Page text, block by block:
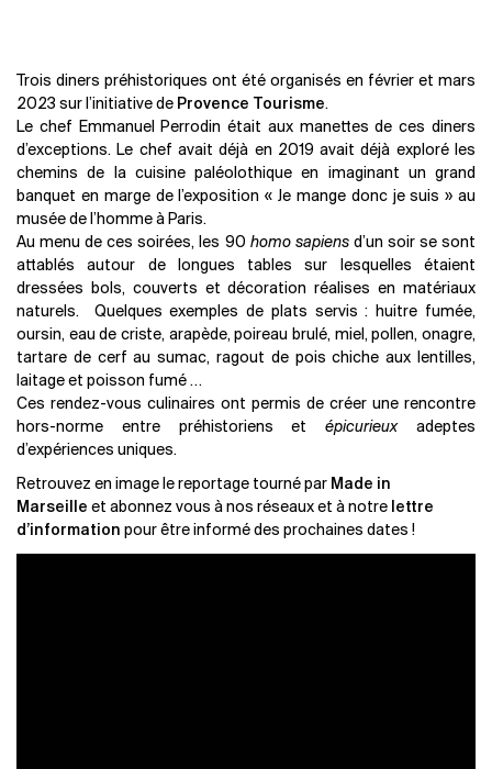
Trois diners préhistoriques ont été organisés en février et mars
2023 sur l’initiative de Provence Tourisme.
Le chef Emmanuel Perrodin était aux manettes de ces diners
d’exceptions. Le chef avait déjà en 2019 avait déjà exploré les
chemins de la cuisine paléolothique en imaginant un grand
banquet en marge de l’exposition « Je mange donc je suis » au
musée de l’homme à Paris.
Au menu de ces soirées, les 90 homo sapiensd’un soir se sont
attablés autour de longues tables sur lesquelles étaient
dressées bols, couverts et décoration réalises en matériaux
naturels. Quelques exemples de plats servis : huitre fumée,
oursin, eau de criste, arapède, poireau brulé, miel, pollen, onagre,
tartare de cerf au sumac, ragout de pois chiche aux lentilles,
laitage et poisson fumé …
Ces rendez-vous culinaires ont permis de créer une rencontre
hors-norme entre préhistoriens etépicurieuxadeptes
d’expériences uniques.
Retrouvez en image le reportage tourné par Made in
Marseille et abonnez vous à nos réseaux et à notre lettre
d’information pour être informé des prochaines dates !